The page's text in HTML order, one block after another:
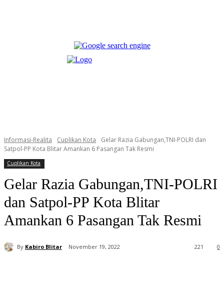
Informasi-Realita Cuplikan Kota
Gelar Razia Gabungan,TNI-POLRI dan
Satpol-PP Kota Blitar Amankan 6 Pasangan Tak Resmi
Cuplikan Kota
Gelar Razia Gabungan,TNI-POLRI
dan Satpol-PP Kota Blitar
Amankan 6 Pasangan Tak Resmi
By Kabiro Blitar November 19, 2022 0
221